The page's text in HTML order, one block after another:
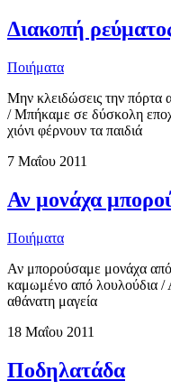
Διακοπή
Ποιήματα
Μην κλειδώσεις την πόρτα
/ Μπήκαμε σε δύσκολη
χιόνι φέρνουν τα παιδιά
7 Μαΐου 2011
Αν μονάχα
Ποιήματα
Αν μπορούσαμε μονάχα
καμωμένο από λουλούδια /
αθάνατη μαγεία
18 Μαΐου 2011
Ποδηλατάδα